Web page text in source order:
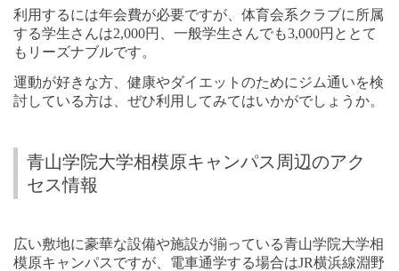
利用するには年会費が必要ですが、体育会系クラブに所属
する学生さんは2,000円、一般学生さんでも3,000円ととて
もリーズナブルです。
運動が好きな方、健康やダイエットのためにジム通いを検
討している方は、ぜひ利用してみてはいかがでしょうか。
青山学院大学相模原キャンパス周辺のアク
セス情報
広い敷地に豪華な設備や施設が揃っている青山学院大学相
模原キャンパスですが、電車通学する場合はJR横浜線淵野